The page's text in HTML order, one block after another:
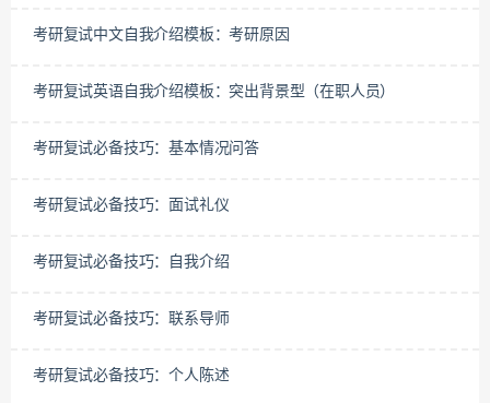
考研复试中文自我介绍模板：考研原因
考研复试英语自我介绍模板：突出背景型（在职人员）
考研复试必备技巧：基本情况问答
考研复试必备技巧：面试礼仪
考研复试必备技巧：自我介绍
考研复试必备技巧：联系导师
考研复试必备技巧：个人陈述